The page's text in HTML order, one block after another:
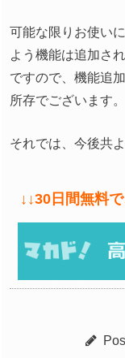
可能な限りお使い
よう機能は追加さ
ですので、機能追
所存でございます。
それでは、今後共
↓↓30日間無料